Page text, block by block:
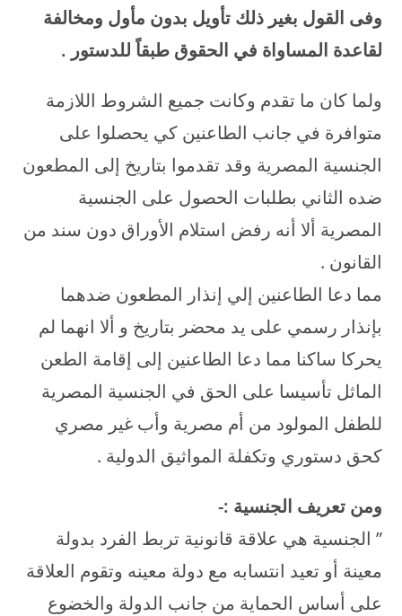
وفى القول بغير ذلك تأويل بدون مأول ومخالفة
لقاعدة المساواة في الحقوق طبقاً للدستور .
ولما كان ما تقدم وكانت جميع الشروط اللازمة
متوافرة في جانب الطاعنين كي يحصلوا على
الجنسية المصرية وقد تقدموا بتاريخ إلى المطعون
ضده الثاني بطلبات الحصول على الجنسية
المصرية ألا أنه رفض استلام الأوراق دون سند من
القانون .
مما دعا الطاعنين إلي إنذار المطعون ضدهما
بإنذار رسمي على يد محضر بتاريخ و ألا انهما لم
يحركا ساكنا مما دعا الطاعنين إلى إقامة الطعن
الماثل تأسيسا على الحق في الجنسية المصرية
للطفل المولود من أم مصرية وأب غير مصري
كحق دستوري وتكفلة المواثيق الدولية .
ومن تعريف الجنسية :-
” الجنسية هي علاقة قانونية تربط الفرد بدولة
معينة أو تعيد انتسابه مع دولة معينه وتقوم العلاقة
على أساس الحماية من جانب الدولة والخضوع